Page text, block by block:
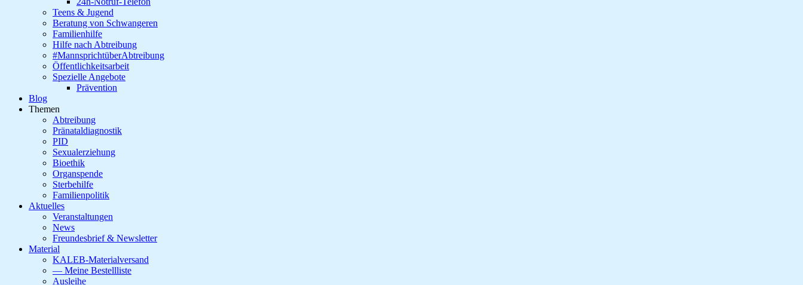
Teens & Jugend
Beratung von Schwangeren
Familienhilfe
Hilfe nach Abtreibung
#MannsprichtüberAbtreibung
Öffentlichkeitsarbeit
Spezielle Angebote
Prävention
Blog
Themen
Abtreibung
Pränataldiagnostik
PID
Sexualerziehung
Bioethik
Organspende
Sterbehilfe
Familienpolitik
Aktuelles
Veranstaltungen
News
Freundesbrief & Newsletter
Material
KALEB-Materialversand
— Meine Bestellliste
Ausleihe